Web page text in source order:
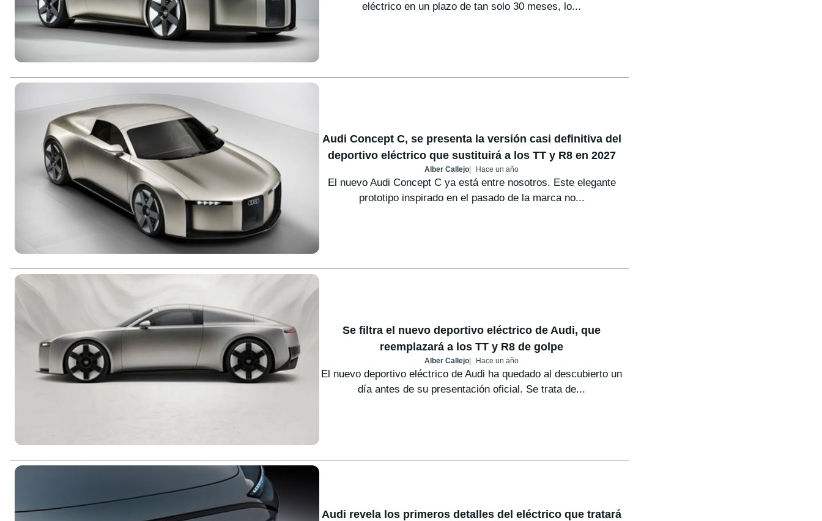
eléctrico en un plazo de tan solo 30 meses, lo...
Audi Concept C, se presenta la versión casi definitiva del
deportivo eléctrico que sustituirá a los TT y R8 en 2027
Alber Callejo Hace un año
El nuevo Audi Concept C ya está entre nosotros. Este elegante
prototipo inspirado en el pasado de la marca no...
Se filtra el nuevo deportivo eléctrico de Audi, que
reemplazará a los TT y R8 de golpe
Alber Callejo Hace un año
El nuevo deportivo eléctrico de Audi ha quedado al descubierto un
día antes de su presentación oficial. Se trata de...
Audi revela los primeros detalles del eléctrico que tratará